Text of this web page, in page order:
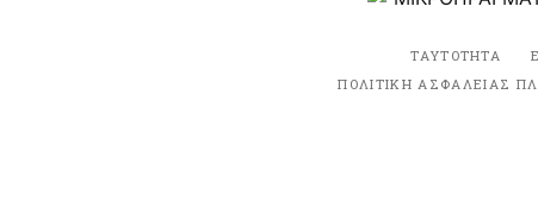
ΤΑΥΤΟΤΗΤΑ
ΠΟΛΙΤΙΚΗ ΑΣΦΑΛΕΙΑΣ